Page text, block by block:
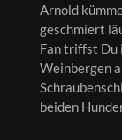
Arnold
geschmiert
Fan triffst Du
Weinbergen
beiden